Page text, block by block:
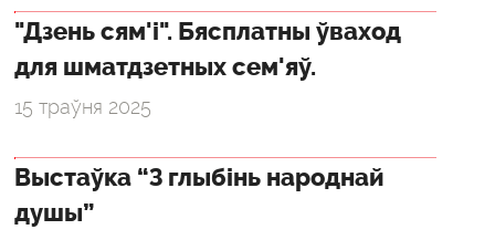
"Дзень сям'і". Бясплатны ўваход
для шматдзетных сем'яў.
15 траўня 2025
Выстаўка “З глыбінь народнай
душы”